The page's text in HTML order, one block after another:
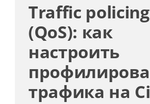
Traffic policing
(QoS): как
настроить
трафика на